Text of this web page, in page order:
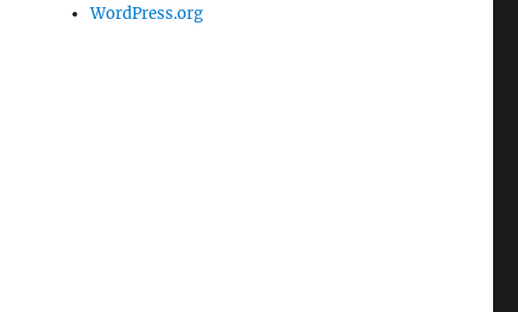
WordPress.org